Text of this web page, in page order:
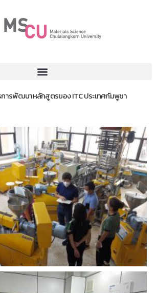
การพัฒนาหลักสูตรของ ITC ประเทศกัมพูชา